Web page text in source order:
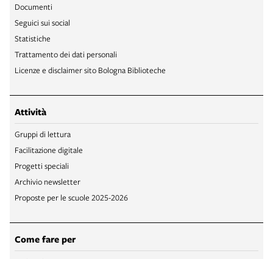
Documenti
Seguici sui social
Statistiche
Trattamento dei dati personali
Licenze e disclaimer sito Bologna Biblioteche
Attività
Gruppi di lettura
Facilitazione digitale
Progetti speciali
Archivio newsletter
Proposte per le scuole 2025-2026
Come fare per